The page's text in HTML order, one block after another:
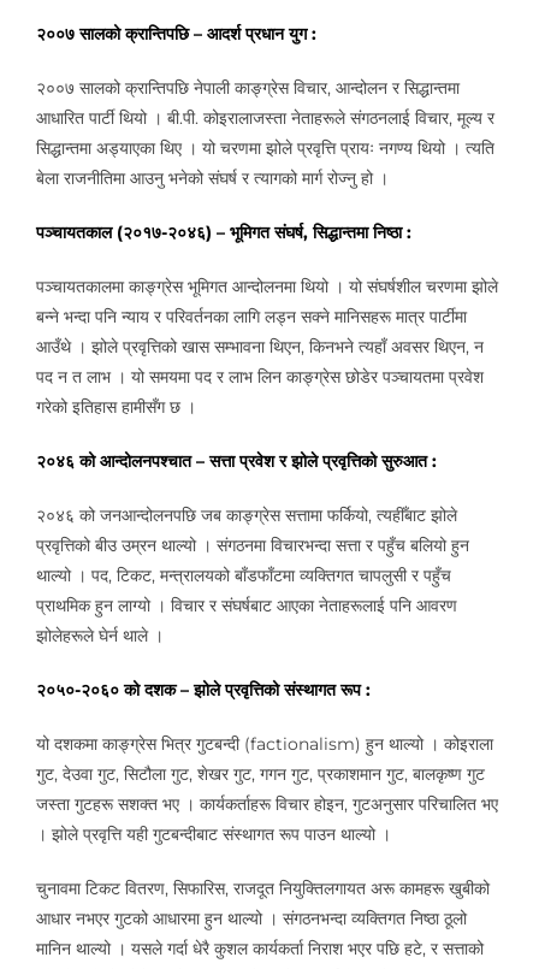
२००७ सालको क्रान्तिपछि – आदर्श प्रधान युग :
२००७ सालको क्रान्तिपछि नेपाली काङ्ग्रेस विचार, आन्दोलन र सिद्धान्तमा
आधारित पार्टी थियो । बी.पी. कोइरालाजस्ता नेताहरूले संगठनलाई विचार, मूल्य र
सिद्धान्तमा अड्याएका थिए । यो चरणमा झोले प्रवृत्ति प्रायः नगण्य थियो । त्यति
बेला राजनीतिमा आउनु भनेको संघर्ष र त्यागको मार्ग रोज्नु हो ।
पञ्चायतकाल (२०१७-२०४६) – भूमिगत संघर्ष, सिद्धान्तमा निष्ठा :
पञ्चायतकालमा काङ्ग्रेस भूमिगत आन्दोलनमा थियो । यो संघर्षशील चरणमा झोले
बन्ने भन्दा पनि न्याय र परिवर्तनका लागि लड्न सक्ने मानिसहरू मात्र पार्टीमा
आउँथे । झोले प्रवृत्तिको खास सम्भावना थिएन, किनभने त्यहाँ अवसर थिएन, न
पद न त लाभ । यो समयमा पद र लाभ लिन काङ्ग्रेस छोडेर पञ्चायतमा प्रवेश
गरेको इतिहास हामीसँग छ ।
२०४६ को आन्दोलनपश्चात – सत्ता प्रवेश र झोले प्रवृत्तिको सुरुआत :
२०४६ को जनआन्दोलनपछि जब काङ्ग्रेस सत्तामा फर्कियो, त्यहीँबाट झोले
प्रवृत्तिको बीउ उम्रन थाल्यो । संगठनमा विचारभन्दा सत्ता र पहुँच बलियो हुन
थाल्यो । पद, टिकट, मन्त्रालयको बाँडफाँटमा व्यक्तिगत चापलुसी र पहुँच
प्राथमिक हुन लाग्यो । विचार र संघर्षबाट आएका नेताहरूलाई पनि आवरण
झोलेहरूले घेर्न थाले ।
२०५०-२०६० को दशक – झोले प्रवृत्तिको संस्थागत रूप :
यो दशकमा काङ्ग्रेस भित्र गुटबन्दी (factionalism) हुन थाल्यो । कोइराला
गुट, देउवा गुट, सिटौला गुट, शेखर गुट, गगन गुट, प्रकाशमान गुट, बालकृष्ण गुट
जस्ता गुटहरू सशक्त भए । कार्यकर्ताहरू विचार होइन, गुटअनुसार परिचालित भए
। झोले प्रवृत्ति यही गुटबन्दीबाट संस्थागत रूप पाउन थाल्यो ।
चुनावमा टिकट वितरण, सिफारिस, राजदूत नियुक्तिलगायत अरू कामहरू खुबीको
आधार नभएर गुटको आधारमा हुन थाल्यो । संगठनभन्दा व्यक्तिगत निष्ठा ठूलो
मानिन थाल्यो । यसले गर्दा धेरै कुशल कार्यकर्ता निराश भएर पछि हटे, र सत्ताको